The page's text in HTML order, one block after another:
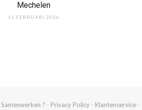
Mechelen
11 FEBRUARI 2026
Samenwerken ? - Privacy Policy- Klantenservice-